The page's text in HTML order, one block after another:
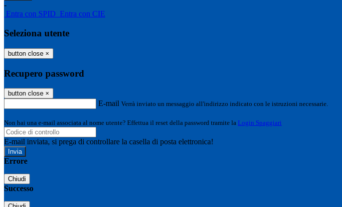
-
Entra con SPID Entra con CIE
Seleziona utente
button close ×
Recupero password
button close ×
E-mail Verrà inviato un messaggio all'indirizzo indicato con le istruzioni necessarie.
Non hai una e-mail associata al nome utente? Effettua il reset della password tramite la Login Spaggiari
E-mail inviata, si prega di controllare la casella di posta elettronica!
Errore
Chiudi
Successo